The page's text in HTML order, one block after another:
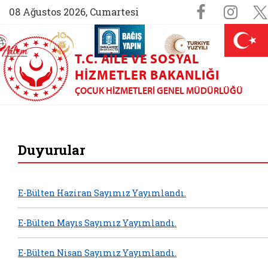
08 Ağustos 2026, Cumartesi Sosyal
(yeni sekmede açılır)
AİLEM İletişim Merkezi (yeni sekmede açılır)
Aile ve Nüfus On Yılı (yeni sekmede açılır)
Darülaceze bağış sayfası (yeni
T.C. AILE VE SOSYAL
HIZMETLER BAKANLIĞI
ÇOCUK HIZMETLERI GENEL MÜDÜRLÜĞÜ
Duyurular
E-Bülten Haziran Sayımız Yayımlandı.
E-Bülten Mayıs Sayımız Yayımlandı.
E-Bülten Nisan Sayımız Yayımlandı.